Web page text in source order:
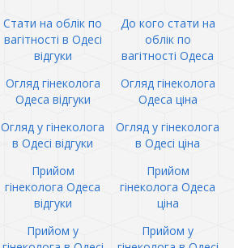
Стати на облік по
вагітності в Одесі
відгуки
До кого стати на
облік по
вагітності Одеса
Огляд гінеколога
Одеса відгуки
Огляд гінеколога
Одеса ціна
Огляд у гінеколога
в Одесі відгуки
Огляд у гінеколога
в Одесі ціна
Прийом
гінеколога Одеса
відгуки
Прийом
гінеколога Одеса
ціна
Прийом у
Прийом у